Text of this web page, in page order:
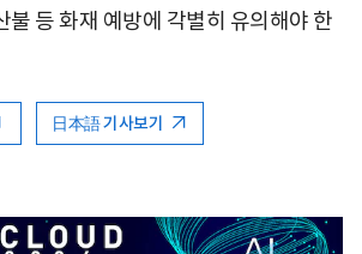
불 등 화재 예방에 각별히 유의해야 한
日本語 기사보기